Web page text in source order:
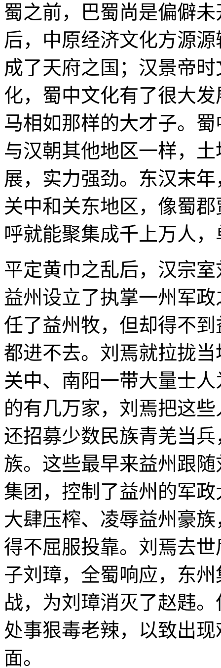
蜀之前，巴蜀尚是偏僻
后，中原经济文化方源
成了天府之国；汉景帝
化，蜀中文化有了很大
马相如那样的大才子。
与汉朝其他地区一样，
展，实力强劲。东汉末
关中和关东地区，像蜀
呼就能聚集成千上万人
平定黄巾之乱后，汉宗
益州设立了执掌一州军
任了益州牧，但却得不
都进不去。刘焉就拉拢
关中、南阳一带大量士
的有几万家，刘焉把这
还招募少数民族青羌当
族。这些最早来益州跟
集团，控制了益州的军
大肆压榨、凌辱益州豪
得不屈服投靠。刘焉去
子刘璋，全蜀响应，东
战，为刘璋消灭了赵韪
处事狠毒老辣，以致出
面。